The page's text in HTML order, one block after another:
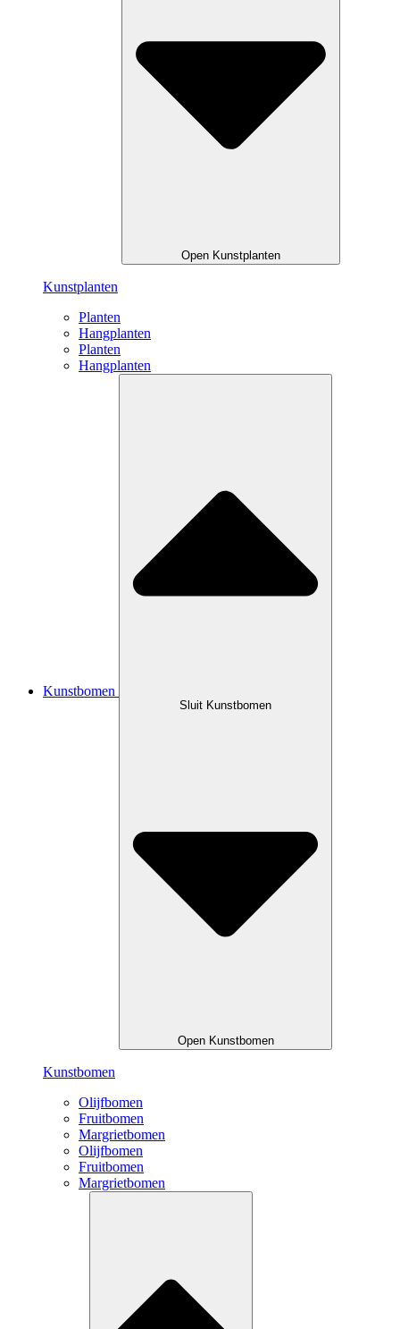
Open Kunstplanten
Kunstplanten
Planten
Hangplanten
Planten
Hangplanten
Kunstbomen
Sluit Kunstbomen
Open Kunstbomen
Kunstbomen
Olijfbomen
Fruitbomen
Margrietbomen
Olijfbomen
Fruitbomen
Margrietbomen